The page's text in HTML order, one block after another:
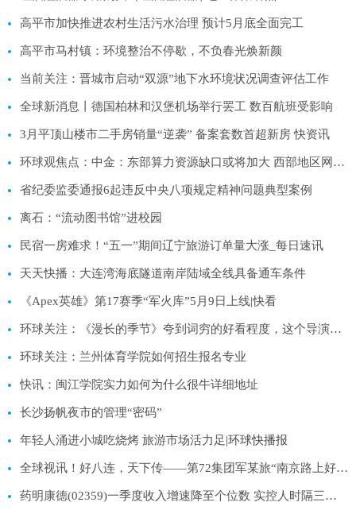
高平市加快推进农村生活污水治理 预计5月底全面完工
高平市马村镇：环境整治不停歇，不负春光焕新颜
当前关注：晋城市启动“双源”地下水环境状况调查评估工作
全球新消息丨德国柏林和汉堡机场举行罢工 数百航班受影响
3月平顶山楼市二手房销量“逆袭” 备案套数首超新房 快资讯
环球观焦点：中金：东部算力资源缺口或将加大 西部地区网络运力升级在望
省纪委监委通报6起违反中央八项规定精神问题典型案例
离石：“流动图书馆”进校园
民宿一房难求！“五一”期间辽宁旅游订单量大涨_每日速讯
天天快播：大连湾海底隧道南岸陆域全线具备通车条件
《Apex英雄》第17赛季“军火库”5月9日上线|快看
环球关注：《漫长的季节》夸到词穷的好看程度，这个导演的名字你应该记住
环球关注：兰州体育学院如何招生报名专业
快讯：闽江学院实力如何为什么很牛详细地址
长沙扬帆夜市的管理“密码”
年轻人涌进小城吃烧烤 旅游市场活力足|环球快播报
全球视讯！好八连，天下传——第72集团军某旅“南京路上好八连”建设全面过硬连队纪实
药明康德(02359)一季度收入增速降至个位数 实控人时隔三个月再次大手笔减持